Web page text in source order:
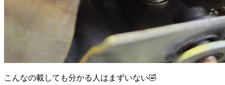
こんなの載しても分かる人はまずいない🤣